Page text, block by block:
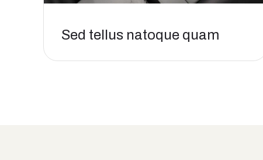
Sed tellus natoque quam